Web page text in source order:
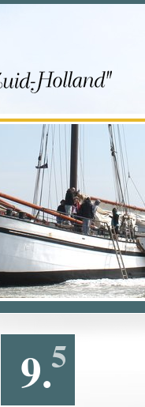
9.5